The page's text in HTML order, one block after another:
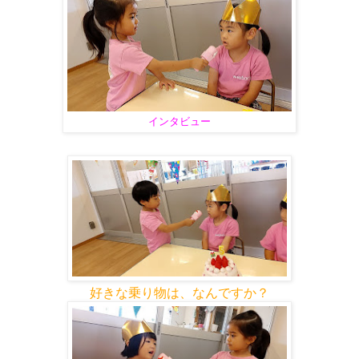
インタビュー
好きな乗り物は、なんですか？